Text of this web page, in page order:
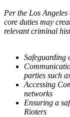
Per the Los
core duties may
relevant criminal
Safeguarding
parties such
Accessing
networks
Ensuring a
Rioters